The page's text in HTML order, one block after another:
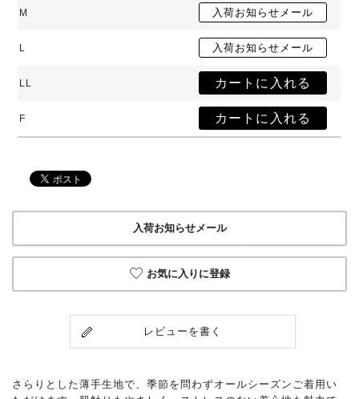
M
L
LL
F
入荷お知らせメール
お気に入りに登録
レビューを書く
さらりとした薄手生地で、季節を問わずオールシーズンご着用い